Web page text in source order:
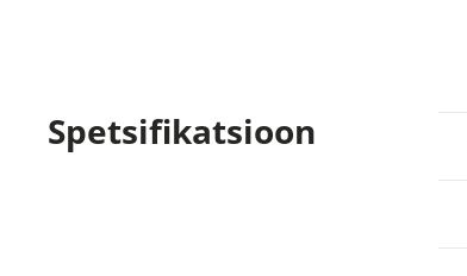
Spetsifikatsioon